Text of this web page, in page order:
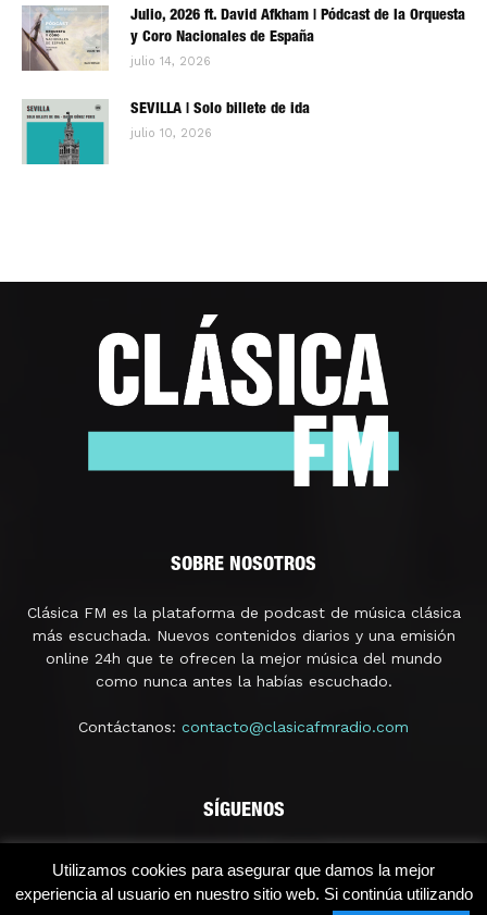
Julio, 2026 ft. David Afkham | Pódcast de la Orquesta
y Coro Nacionales de España
julio 14, 2026
SEVILLA | Solo billete de ida
julio 10, 2026
SOBRE NOSOTROS
Clásica FM es la plataforma de podcast de música clásica
más escuchada. Nuevos contenidos diarios y una emisión
online 24h que te ofrecen la mejor música del mundo
como nunca antes la habías escuchado.
Contáctanos: contacto@clasicafmradio.com
SÍGUENOS
Utilizamos cookies para asegurar que damos la mejor
experiencia al usuario en nuestro sitio web. Si continúa utilizando